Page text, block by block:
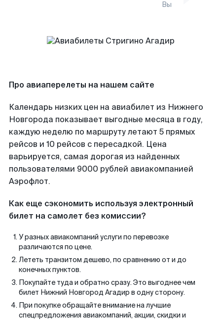
Вы
Про авиаперелеты на нашем сайте
Календарь низких цен на авиабилет из Нижнего
Новгорода показывает выгодные месяца в году,
каждую неделю по маршруту летают 5 прямых
рейсов и 10 рейсов с пересадкой. Цена
варьируется, самая дорогая из найденных
пользователями 9000 рублей авиакомпанией
Аэрофлот.
Как еще сэкономить используя электронный
билет на самолет без комиссии?
У разных авиакомпаний услуги по перевозке
различаются по цене.
Лететь транзитом дешево, по сравнению от и до
конечных пунктов.
Покупайте туда и обратно сразу. Это выгоднее чем
билет Нижний Новгород Агадир в одну сторону.
При покупке обращайте внимание на лучшие
спецпредложения авиакомпаний, акции, скидки и